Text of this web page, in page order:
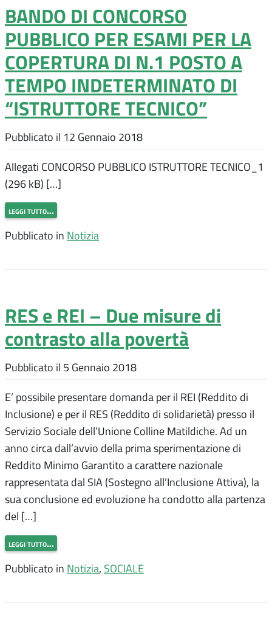
BANDO DI CONCORSO
PUBBLICO PER ESAMI PER LA
COPERTURA DI N.1 POSTO A
TEMPO INDETERMINATO DI
“ISTRUTTORE TECNICO”
Pubblicato il 12 Gennaio 2018
Allegati CONCORSO PUBBLICO ISTRUTTORE TECNICO_1
(296 kB) […]
leggi tutto…
Pubblicato in Notizia
RES e REI – Due misure di
contrasto alla povertà
Pubblicato il 5 Gennaio 2018
E’ possibile presentare domanda per il REI (Reddito di
Inclusione) e per il RES (Reddito di solidarietà) presso il
Servizio Sociale dell’Unione Colline Matildiche. Ad un
anno circa dall’avvio della prima sperimentazione di
Reddito Minimo Garantito a carattere nazionale
rappresentata dal SIA (Sostegno all’Inclusione Attiva), la
sua conclusione ed evoluzione ha condotto alla partenza
del […]
leggi tutto…
Pubblicato in Notizia, SOCIALE